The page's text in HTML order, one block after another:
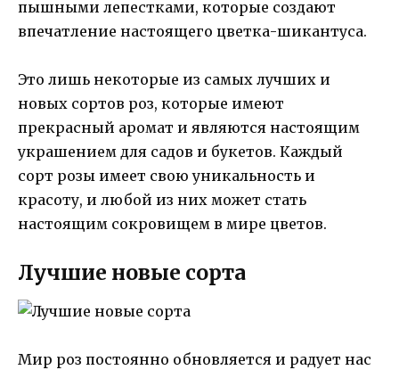
пышными лепестками, которые создают
впечатление настоящего цветка-шикантуса.
Это лишь некоторые из самых лучших и
новых сортов роз, которые имеют
прекрасный аромат и являются настоящим
украшением для садов и букетов. Каждый
сорт розы имеет свою уникальность и
красоту, и любой из них может стать
настоящим сокровищем в мире цветов.
Лучшие новые сорта
Мир роз постоянно обновляется и радует нас